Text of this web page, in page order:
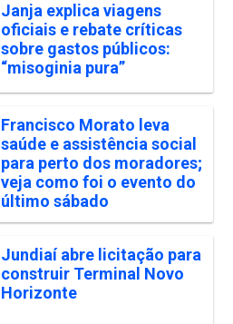
Janja explica viagens
oficiais e rebate críticas
sobre gastos públicos:
“misoginia pura”
Francisco Morato leva
saúde e assistência social
para perto dos moradores;
veja como foi o evento do
último sábado
Jundiaí abre licitação para
construir Terminal Novo
Horizonte